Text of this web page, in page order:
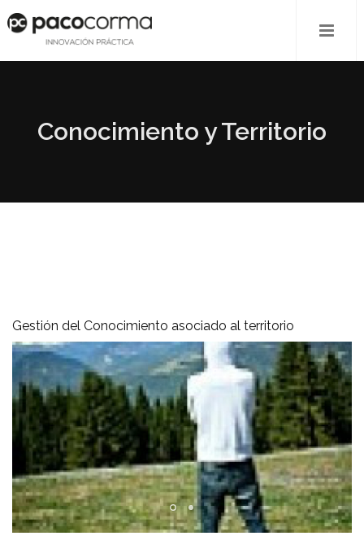
Conocimiento y Territorio
Gestión del Conocimiento asociado al territorio